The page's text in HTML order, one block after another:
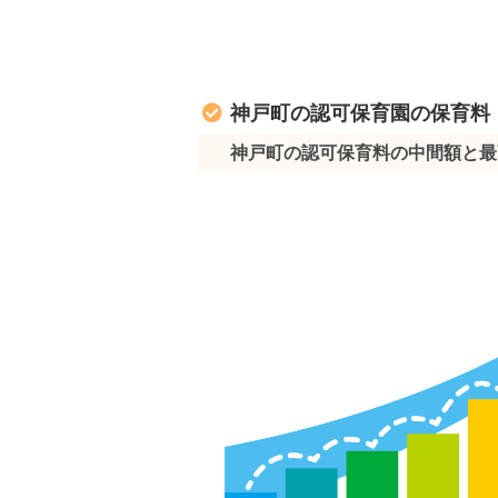
神戸町の認可保育園の保育料
神戸町の認可保育料の中間額と